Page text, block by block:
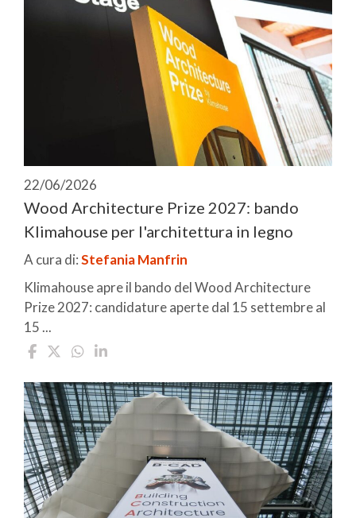
22/06/2026
Wood Architecture Prize 2027: bando
Klimahouse per l'architettura in legno
A cura di:Stefania Manfrin
Klimahouse apre il bando del Wood Architecture
Prize 2027: candidature aperte dal 15 settembre al
15 ...